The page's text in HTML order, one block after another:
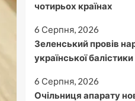
чотирьох країнах
6 Серпня, 2026
Зеленський провів
української балістики
6 Серпня, 2026
Очільниця апарату